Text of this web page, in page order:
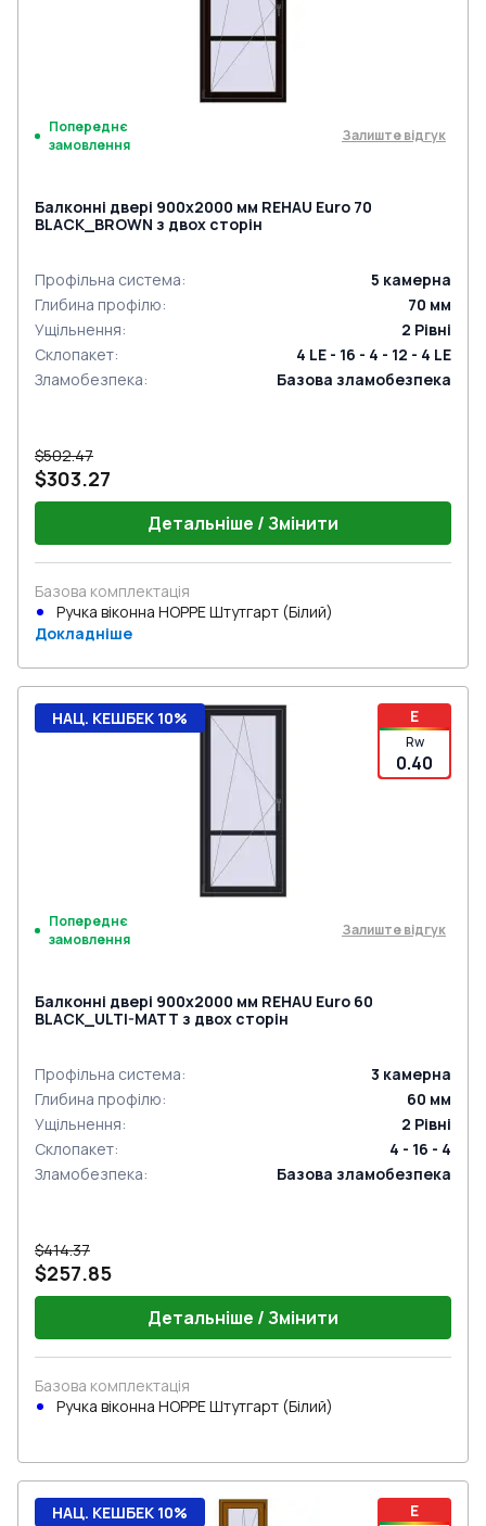
Попереднє
замовлення
Залиште відгук
Балконні двері 900x2000 мм REHAU Euro 70
BLACK_BROWN з двох сторін
Профільна система: 5 камерна
Глибина профілю: 70 мм
Ущільнення: 2 Рівні
Склопакет:
4 LE - 16 - 4 - 12 - 4 LE
Зламобезпека: Базова зламобезпека
$502.47
$303.27
Детальніше / Змінити
Базова комплектація
Ручка віконна HOPPE Штутгарт (Білий)
Докладніше
E
Rw
0.40
НАЦ. КЕШБЕК 10%
Попереднє
замовлення
Залиште відгук
Балконні двері 900x2000 мм REHAU Euro 60
BLACK_ULTI-MATT з двох сторін
Профільна система: 3 камерна
Глибина профілю: 60 мм
Ущільнення: 2 Рівні
Склопакет:
4 - 16 - 4
Зламобезпека: Базова зламобезпека
$414.37
$257.85
Детальніше / Змінити
Базова комплектація
Ручка віконна HOPPE Штутгарт (Білий)
E
НАЦ. КЕШБЕК 10%